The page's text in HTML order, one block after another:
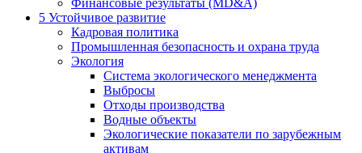
Финансовые результаты (MD&A)
5 Устойчивое развитие
Кадровая политика
Промышленная безопасность и охрана труда
Экология
Система экологического менеджмента
Выбросы
Отходы производства
Водные объекты
Экологические показатели по зарубежным
активам